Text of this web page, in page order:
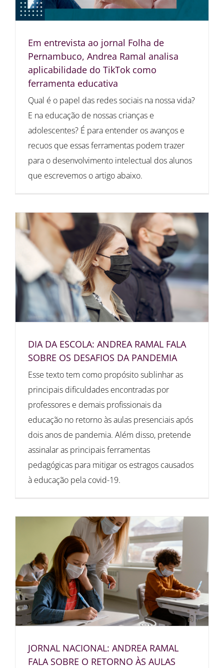
Em entrevista ao jornal Folha de
Pernambuco, Andrea Ramal analisa
aplicabilidade do TikTok como
ferramenta educativa
Qual é o papel das redes sociais na nossa vida?
E na educação de nossas crianças e
adolescentes? É para entender os avanços e
recuos que essas ferramentas podem trazer
para o desenvolvimento intelectual dos alunos
que escrevemos o artigo abaixo.
DIA DA ESCOLA: ANDREA RAMAL FALA
SOBRE OS DESAFIOS DA PANDEMIA
Esse texto tem como propósito sublinhar as
principais dificuldades encontradas por
professores e demais profissionais da
educação no retorno às aulas presenciais após
dois anos de pandemia. Além disso, pretende
assinalar as principais ferramentas
pedagógicas para mitigar os estragos causados
à educação pela covid-19.
JORNAL NACIONAL: ANDREA RAMAL
FALA SOBRE O RETORNO ÀS AULAS